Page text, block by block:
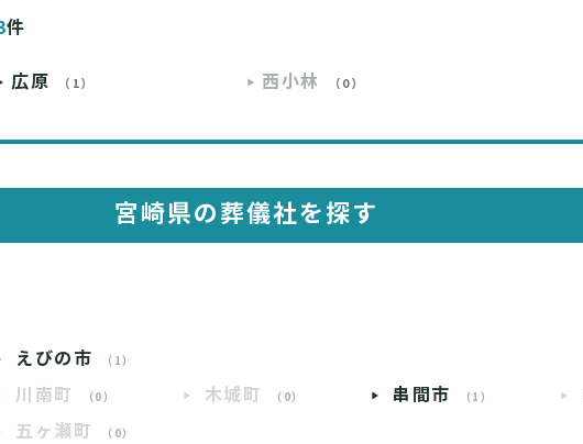
件
広原 （1） 西小林 （0）
宮崎県の葬儀社を探す
えびの市 （1）
川南町 （0） 木城町 （0） 串間市 （1）
五ヶ瀬町 （0）